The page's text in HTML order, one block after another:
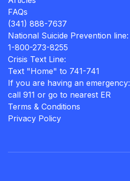
FAQs
(341) 888-7637
National Suicide Prevention line:
1-800-273-8255
Crisis Text Line:
Text "Home" to 741-741
If you are having an emergency:
call 911 or go to nearest ER
Terms & Conditions
Privacy Policy